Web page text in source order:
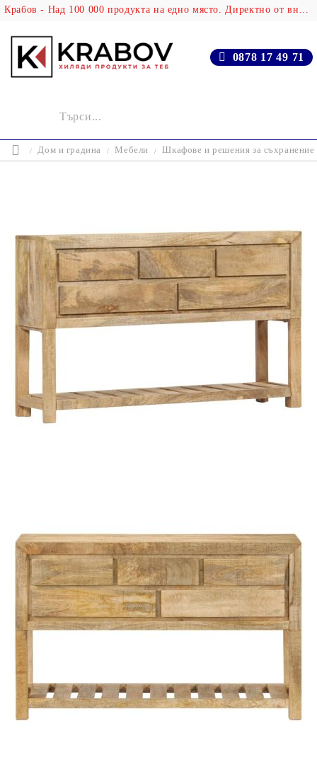
Крабов - Над 100 000 продукта на едно място. Директно от вносителя!
0878 17 49 71
Дом и градина Мебели Шкафове и решения за съхранение